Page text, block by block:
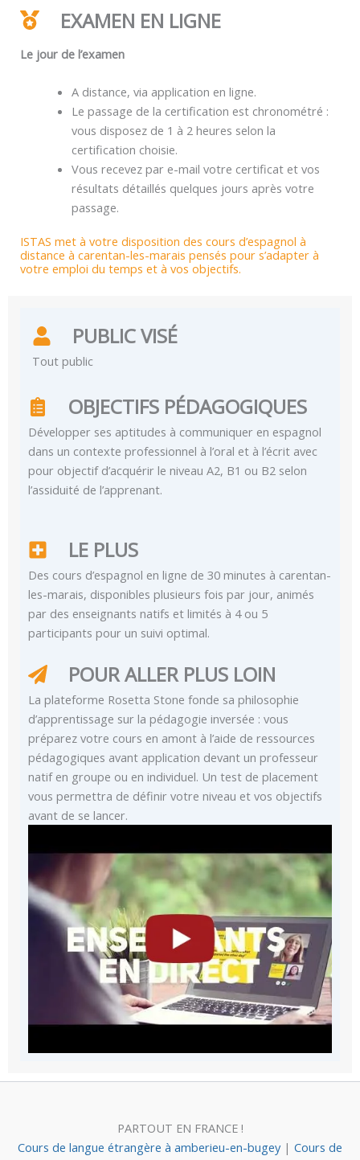
EXAMEN EN LIGNE
Le jour de l’examen
A distance, via application en ligne.
Le passage de la certification est chronométré :
vous disposez de 1 à 2 heures selon la
certification choisie.
Vous recevez par e-mail votre certificat et vos
résultats détaillés quelques jours après votre
passage.
ISTAS met à votre disposition des cours d’espagnol à
distance à carentan-les-marais pensés pour s’adapter à
votre emploi du temps et à vos objectifs.
PUBLIC VISÉ
Tout public
OBJECTIFS PÉDAGOGIQUES
Développer ses aptitudes à communiquer en espagnol
dans un contexte professionnel à l’oral et à l’écrit avec
pour objectif d’acquérir le niveau A2, B1 ou B2 selon
l’assiduité de l’apprenant.
LE PLUS
Des cours d’espagnol en ligne de 30 minutes à carentan-
les-marais, disponibles plusieurs fois par jour, animés
par des enseignants natifs et limités à 4 ou 5
participants pour un suivi optimal.
POUR ALLER PLUS LOIN
La plateforme Rosetta Stone fonde sa philosophie
d’apprentissage sur la pédagogie inversée : vous
préparez votre cours en amont à l’aide de ressources
pédagogiques avant application devant un professeur
natif en groupe ou en individuel. Un test de placement
vous permettra de définir votre niveau et vos objectifs
avant de se lancer.
PARTOUT EN FRANCE !
Cours de langue étrangère à amberieu-en-bugey | Cours de